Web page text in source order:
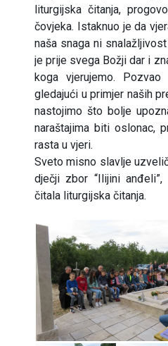
liturgijska čitanja,
čovjeka. Istaknuo je da
naša snaga ni
je prije svega Božji dar i
koga vjerujemo.
gledajući u primjer naših
nastojimo što bolje
naraštajima biti oslonac,
rasta u vjeri.
Sveto misno slavlje
dječji zbor “Ilijini
čitala liturgijska čitanja.